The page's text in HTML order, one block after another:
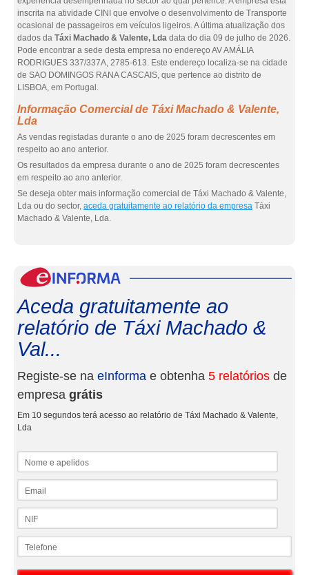
inscrita na atividade CINI que envolve o desenvolvimento de Transporte
ocasional de passageiros em veículos ligeiros. A última atualização dos
dados da Táxi Machado & Valente, Lda data do dia 09 de julho de 2026.
Pode encontrar a sede desta empresa no endereço AV AMÁLIA
RODRIGUES 337/337A, 2785-613. Este endereço localiza-se na cidade
de SAO DOMINGOS RANA CASCAIS, que pertence ao distrito de
LISBOA, em Portugal.
Informação Comercial de Táxi Machado & Valente,
Lda
As vendas registadas durante o ano de 2025 foram decrescentes em
respeito ao ano anterior.
Os resultados da empresa durante o ano de 2025 foram decrescentes
em respeito ao ano anterior.
Se deseja obter mais informação comercial de Táxi Machado & Valente,
Lda ou do sector, aceda gratuitamente ao relatório da empresa Táxi
Machado & Valente, Lda.
Aceda gratuitamente ao
relatório de Táxi Machado &
Val...
Registe-se na eInforma e obtenha 5 relatórios de
empresa grátis
Em 10 segundos terá acesso ao relatório de Táxi Machado & Valente,
Lda